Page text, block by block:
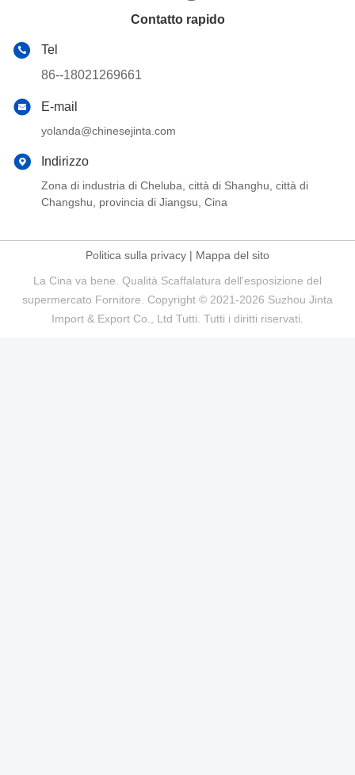
Contatto rapido
Tel
86--18021269661
E-mail
yolanda@chinesejinta.com
Indirizzo
Zona di industria di Cheluba, città di Shanghu, città di
Changshu, provincia di Jiangsu, Cina
Politica sulla privacy | Mappa del sito
La Cina va bene. Qualità Scaffalatura dell'esposizione del
supermercato Fornitore. Copyright © 2021-2026 Suzhou Jinta
Import & Export Co., Ltd Tutti. Tutti i diritti riservati.